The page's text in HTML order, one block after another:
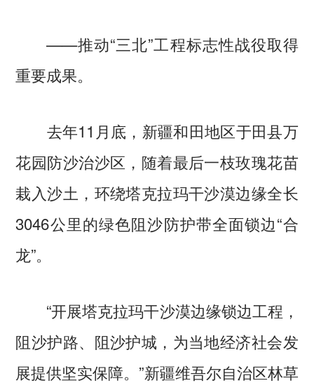
——推动“三北”工程标志性战役取得
重要成果。
去年11月底，新疆和田地区于田县万
花园防沙治沙区，随着最后一枝玫瑰花苗
栽入沙土，环绕塔克拉玛干沙漠边缘全长
3046公里的绿色阻沙防护带全面锁边“合
龙”。
“开展塔克拉玛干沙漠边缘锁边工程，
阻沙护路、阻沙护城，为当地经济社会发
展提供坚实保障。”新疆维吾尔自治区林草